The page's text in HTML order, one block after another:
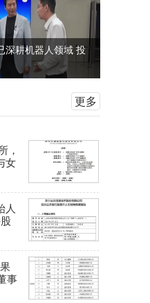
深耕机器人领域 投
更多
，
女
人
事